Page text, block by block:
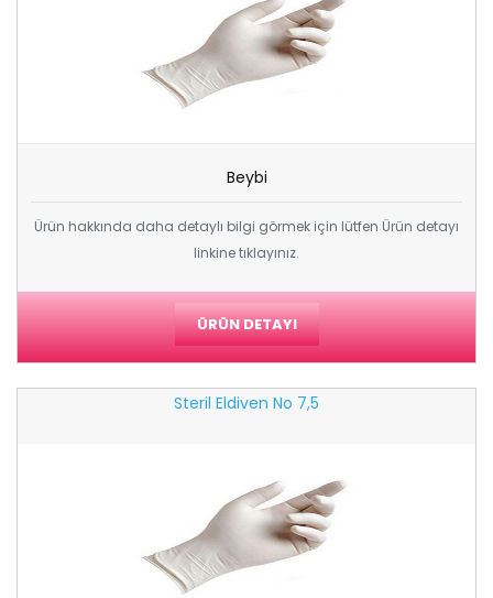
Beybi
Ürün hakkında daha detaylı bilgi görmek için lütfen Ürün detayı
linkine tıklayınız.
ÜRÜN DETAYI
Steril Eldiven No 7,5